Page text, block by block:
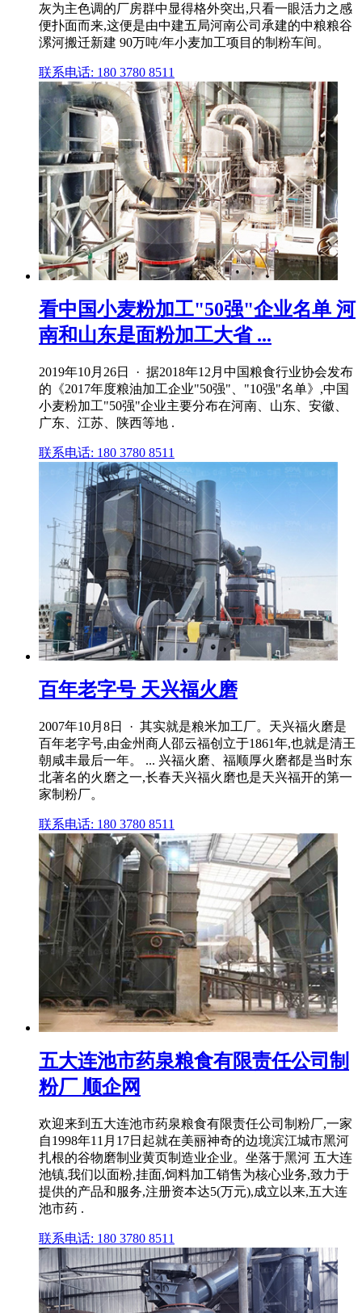
灰为主色调的厂房群中显得格外突出,只看一眼活力之感
便扑面而来,这便是由中建五局河南公司承建的中粮粮谷
漯河搬迁新建 90万吨/年小麦加工项目的制粉车间。
联系电话: 180 3780 8511
看中国小麦粉加工"50强"企业名单 河
南和山东是面粉加工大省 ...
2019年10月26日 · 据2018年12月中国粮食行业协会发布
的《2017年度粮油加工企业"50强"、"10强"名单》,中国
小麦粉加工"50强"企业主要分布在河南、山东、安徽、
广东、江苏、陕西等地 .
联系电话: 180 3780 8511
百年老字号 天兴福火磨
2007年10月8日 · 其实就是粮米加工厂。天兴福火磨是
百年老字号,由金州商人邵云福创立于1861年,也就是清王
朝咸丰最后一年。 ... 兴福火磨、福顺厚火磨都是当时东
北著名的火磨之一,长春天兴福火磨也是天兴福开的第一
家制粉厂。
联系电话: 180 3780 8511
五大连池市药泉粮食有限责任公司制
粉厂 顺企网
欢迎来到五大连池市药泉粮食有限责任公司制粉厂,一家
自1998年11月17日起就在美丽神奇的边境滨江城市黑河
扎根的谷物磨制业黄页制造业企业。坐落于黑河 五大连
池镇,我们以面粉,挂面,饲料加工销售为核心业务,致力于
提供的产品和服务,注册资本达5(万元),成立以来,五大连
池市药 .
联系电话: 180 3780 8511